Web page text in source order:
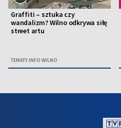
Graffiti – sztuka czy
wandalizm? Wilno odkrywa siłę
street artu
TEMATY INFO WILNO